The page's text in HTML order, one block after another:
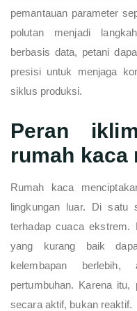
pemantauan parameter
polutan menjadi
berbasis data, petani
presisi untuk menjaga
siklus produksi.
Peran
rumah kaca
Rumah kaca
lingkungan luar. Di satu
terhadap cuaca
yang kurang baik
kelembapan
pertumbuhan. Karena itu,
secara aktif, bukan reaktif.